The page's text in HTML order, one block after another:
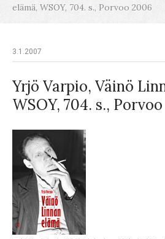
elämä, WSOY, 704. s., Porvoo 2006
3.1.2007
Yrjö Varpio, Väinö
WSOY, 704. s.,